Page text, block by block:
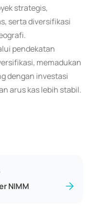
strategis,
serta diversifikasi
pendekatan
memadukan
dengan investasi
arus kas lebih stabil.
NIMM